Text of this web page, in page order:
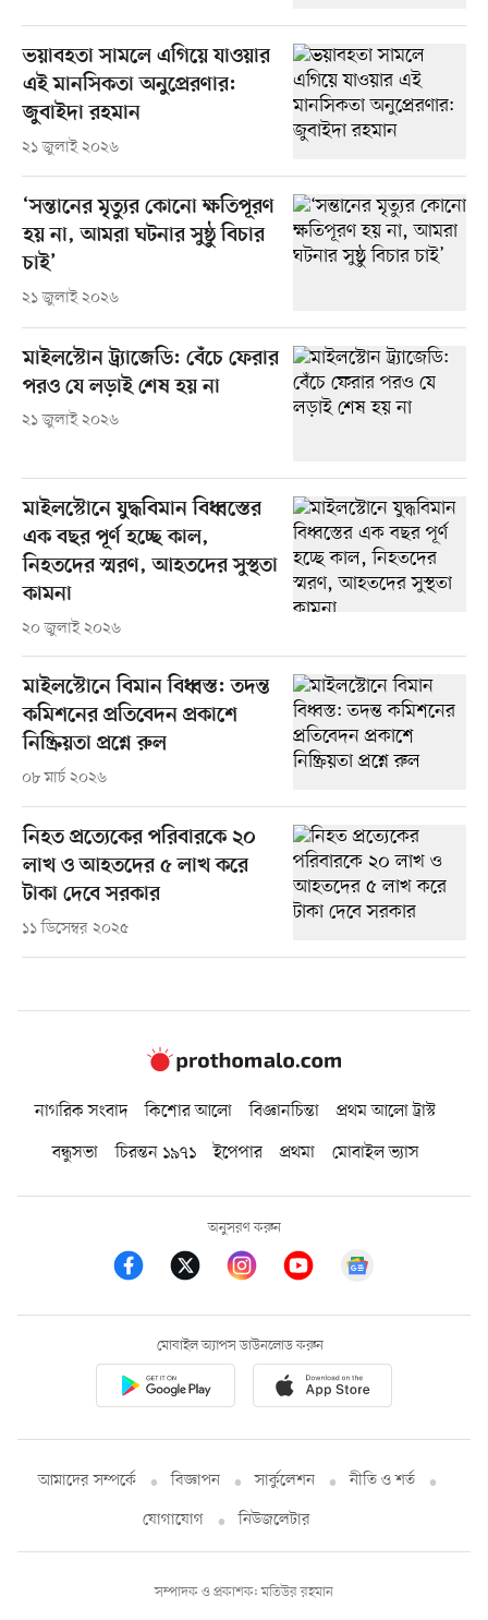
ভয়াবহতা সামলে এগিয়ে যাওয়ার
এই মানসিকতা অনুপ্রেরণার:
জুবাইদা রহমান
২১ জুলাই ২০২৬
‘সন্তানের মৃত্যুর কোনো ক্ষতিপূরণ
হয় না, আমরা ঘটনার সুষ্ঠু বিচার
চাই’
২১ জুলাই ২০২৬
মাইলস্টোন ট্র্যাজেডি: বেঁচে ফেরার
পরও যে লড়াই শেষ হয় না
২১ জুলাই ২০২৬
মাইলস্টোনে যুদ্ধবিমান বিধ্বস্তের
এক বছর পূর্ণ হচ্ছে কাল,
নিহতদের স্মরণ, আহতদের সুস্থতা
কামনা
২০ জুলাই ২০২৬
মাইলস্টোনে বিমান বিধ্বস্ত: তদন্ত
কমিশনের প্রতিবেদন প্রকাশে
নিষ্ক্রিয়তা প্রশ্নে রুল
০৮ মার্চ ২০২৬
নিহত প্রত্যেকের পরিবারকে ২০
লাখ ও আহতদের ৫ লাখ করে
টাকা দেবে সরকার
১১ ডিসেম্বর ২০২৫
নাগরিক সংবাদ কিশোর আলো বিজ্ঞানচিন্তা
প্রথম আলো ট্রাস্ট
বন্ধুসভা
চিরন্তন ১৯৭১ ইপেপার প্রথমা মোবাইল ভ্যাস
অনুসরণ করুন
মোবাইল অ্যাপস ডাউনলোড করুন
আমাদের সম্পর্কে বিজ্ঞাপন সার্কুলেশন
নীতি ও শর্ত
যোগাযোগ
নিউজলেটার
সম্পাদক ও প্রকাশক: মতিউর রহমান